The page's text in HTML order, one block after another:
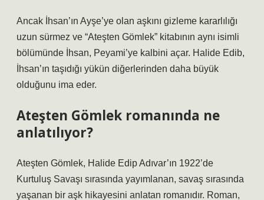
Ancak İhsan’ın Ayşe’ye olan aşkını gizleme kararlılığı
uzun sürmez ve “Ateşten Gömlek” kitabının aynı isimli
bölümünde İhsan, Peyami’ye kalbini açar. Halide Edib,
İhsan’ın taşıdığı yükün diğerlerinden daha büyük
olduğunu ima eder.
Ateşten Gömlek romanında ne
anlatılıyor?
Ateşten Gömlek, Halide Edip Adıvar’ın 1922’de
Kurtuluş Savaşı sırasında yayımlanan, savaş sırasında
yaşanan bir aşk hikayesini anlatan romanıdır. Roman,